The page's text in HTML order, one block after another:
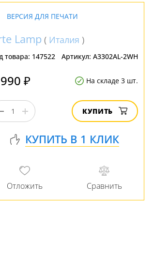
ВЕРСИЯ ДЛЯ ПЕЧАТИ
Lamp ( Италия )
товара: 147522 Артикул: A3302AL-2WH
₽ На складе 3 шт.
КУПИТЬ